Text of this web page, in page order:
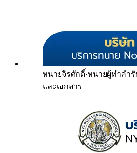
ทนายจิรศักดิ์·ทนายผู้ทำคำรั
และเอกสาร